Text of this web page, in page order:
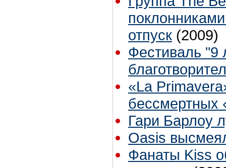
отпуск (2009)
Фестиваль "9
«La
бессмертных
Гари Барлоу
Oasis
Фанаты Kiss